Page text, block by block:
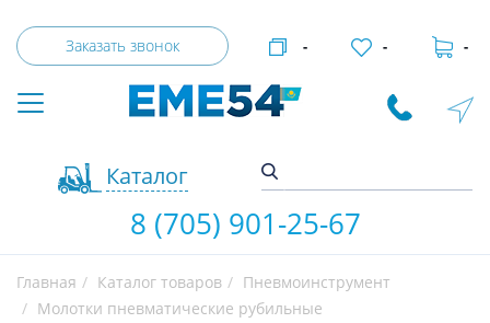
Заказать звонок
Каталог
- - -
8 (705) 901-25-67
Главная Каталог товаров
Пневмоинструмент
Молотки пневматические рубильные